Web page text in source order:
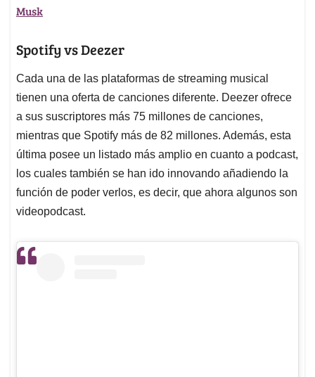
Musk
Spotify vs Deezer
Cada una de las plataformas de streaming musical
tienen una oferta de canciones diferente. Deezer ofrece
a sus suscriptores más 75 millones de canciones,
mientras que Spotify más de 82 millones. Además, esta
última posee un listado más amplio en cuanto a podcast,
los cuales también se han ido innovando añadiendo la
función de poder verlos, es decir, que ahora algunos son
videopodcast.